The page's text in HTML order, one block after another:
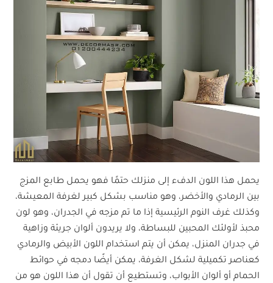
يحمل هذا اللون الدفء إلى منزلك حتمًا فهو يحمل طابع المزج
بين الرمادي والأخضر، وهو مناسب بشكل كبير لغرفة المعيشة،
وكذلك غرف النوم الرئيسية إذا ما تم مزجه في الجدران، وهو لون
محبذ لأولئك المحبين للبساطة، ولا يريدون ألوان جريئة وزاهية
في جدران المنزل، يمكن أن يتم استخدام اللون الأبيض والرمادي
كعناصر تكميلية لشكل الغرفة، يمكن أيضًا دمجه في حوائط
الحمام أو ألوان الأبواب، وتستطيع أن تقول أن هذا اللون هو من